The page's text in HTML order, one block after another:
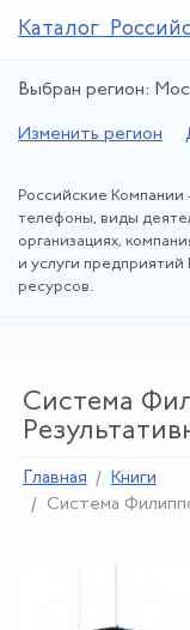
Каталог
Выбран регион:
Изменить регион
Российские
телефоны, виды
организациях,
и услуги
ресурсов.
Система
Главная
Книги
Система